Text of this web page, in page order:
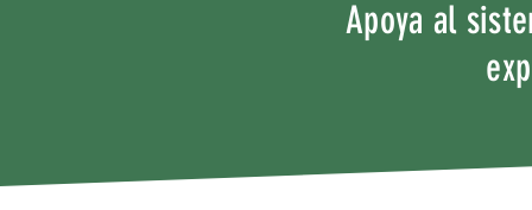
Apoya al